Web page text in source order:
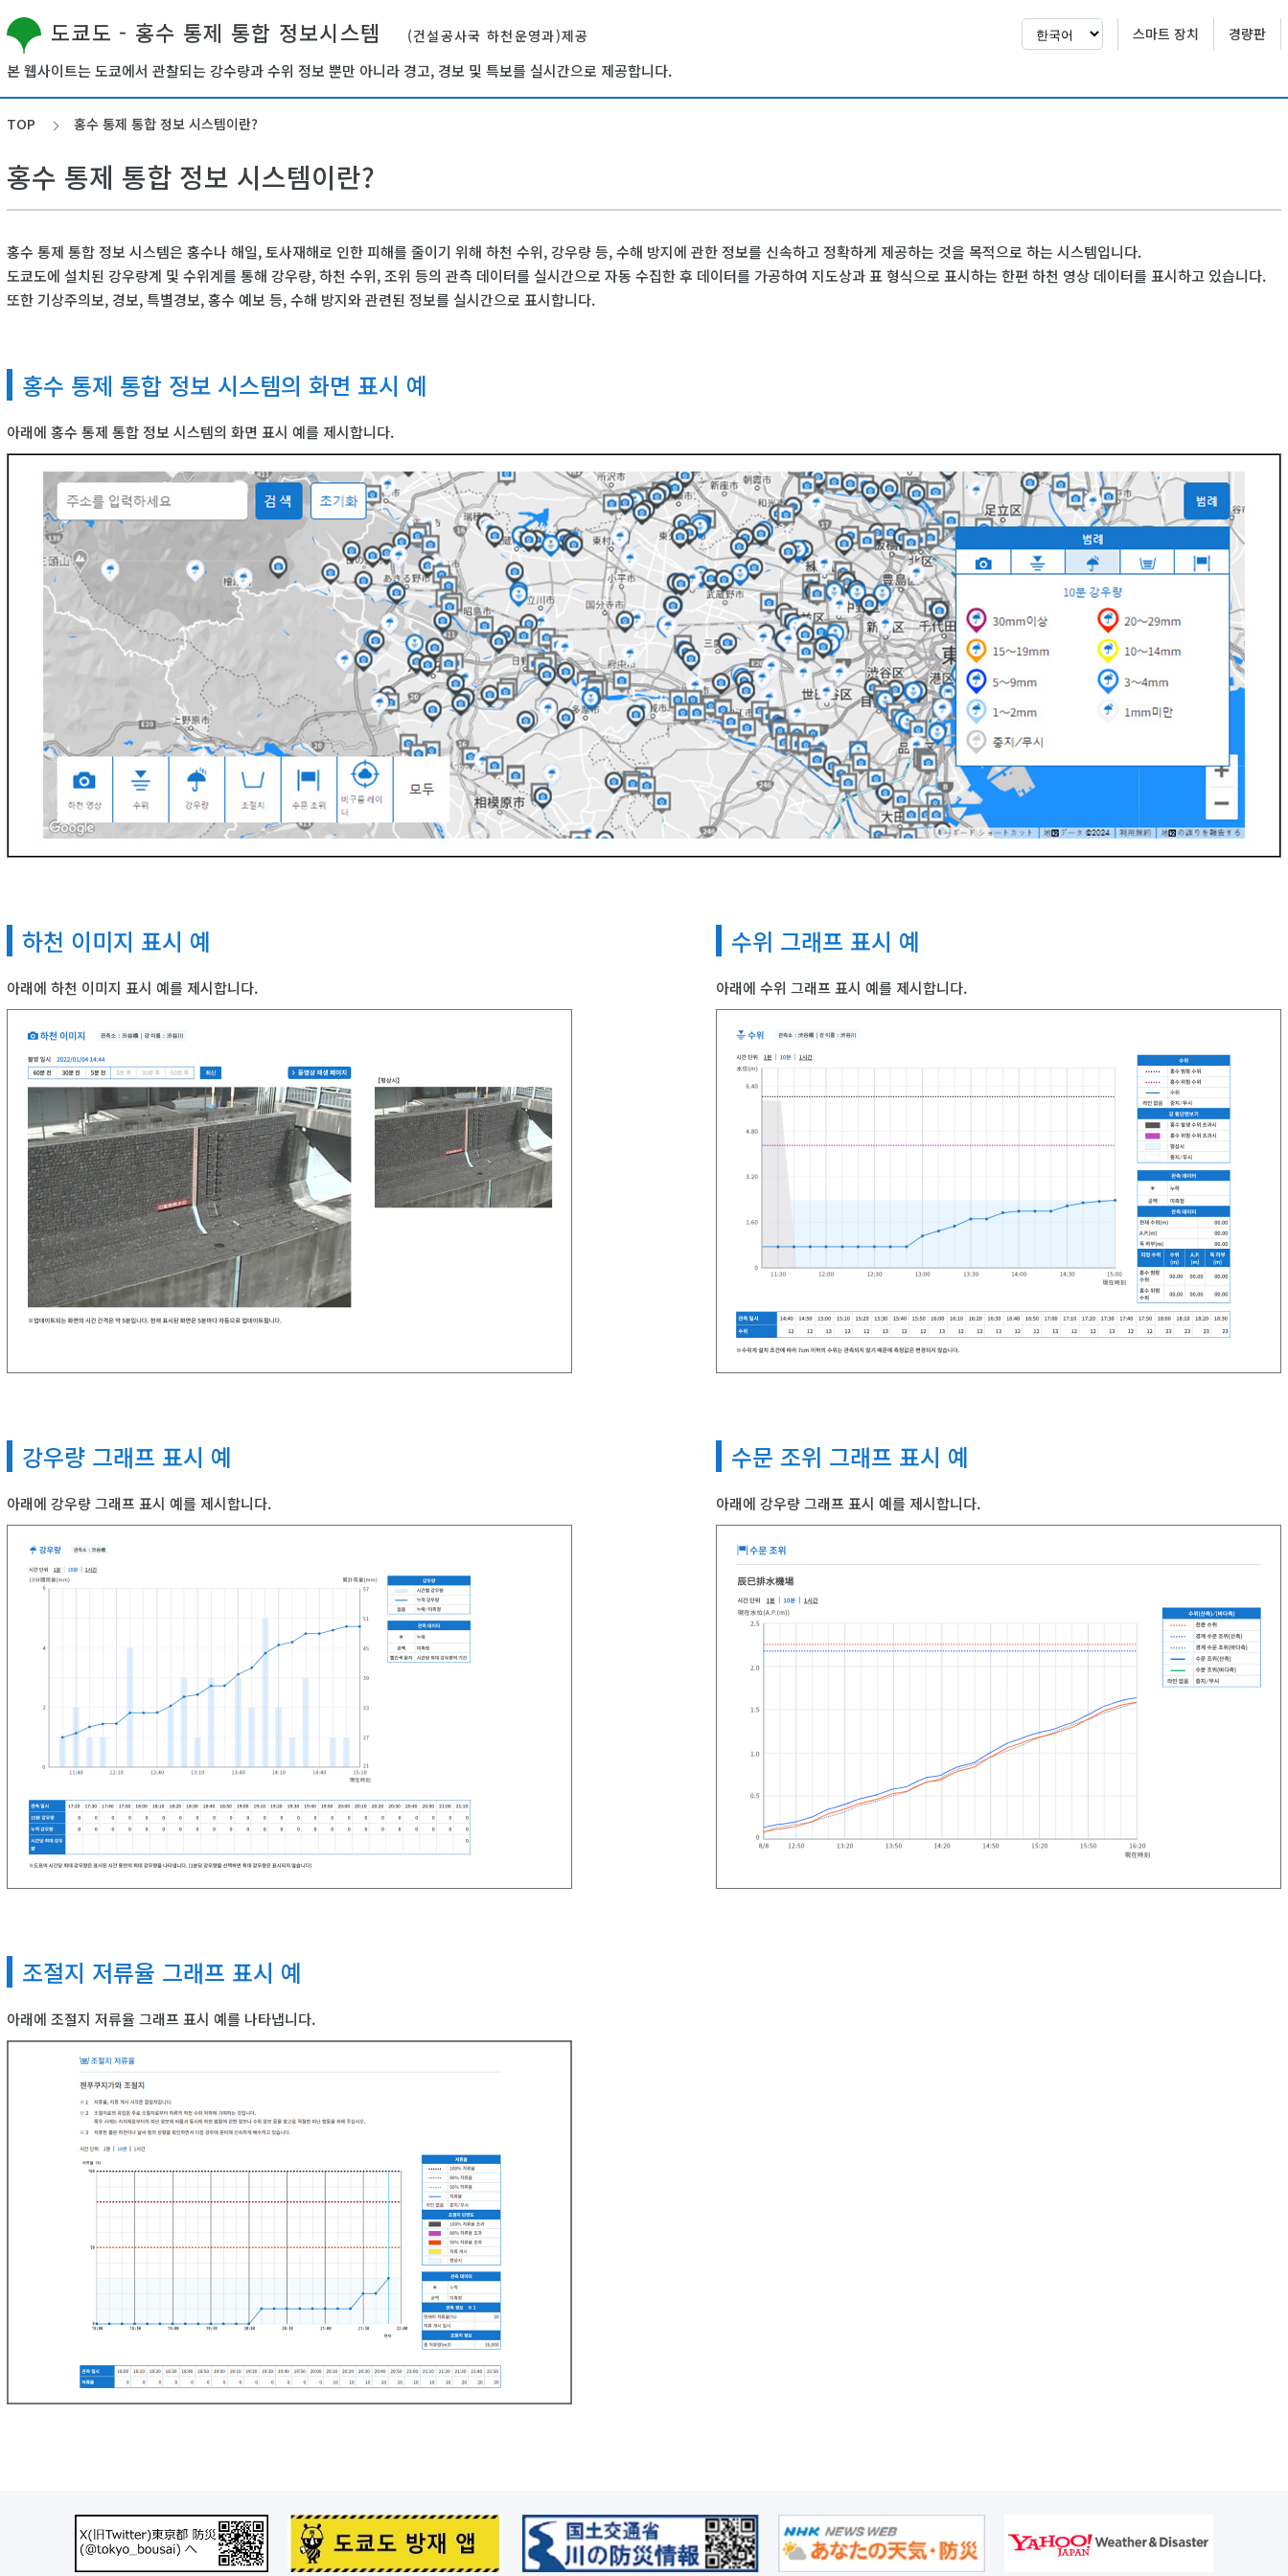
도쿄도 - 홍수 통제 통합 정보시스템 (건설공사국 하천운영과)제공 스마트 장치 경량판
본 웹사이트는 도쿄에서 관찰되는 강수량과 수위 정보 뿐만 아니라 경고, 경보 및 특보를 실시간으로 제공합니다.
TOP 홍수 통제 통합 정보 시스템이란?
홍수 통제 통합 정보 시스템이란?
홍수 통제 통합 정보 시스템은 홍수나 해일, 토사재해로 인한 피해를 줄이기 위해 하천 수위, 강우량 등, 수해 방지에 관한 정보를 신속하고 정확하게 제공하는 것을 목적으로 하는 시스템입니다.
도쿄도에 설치된 강우량계 및 수위계를 통해 강우량, 하천 수위, 조위 등의 관측 데이터를 실시간으로 자동 수집한 후 데이터를 가공하여 지도상과 표 형식으로 표시하는 한편 하천 영상 데이터를 표시하고 있습니다.
또한 기상주의보, 경보, 특별경보, 홍수 예보 등, 수해 방지와 관련된 정보를 실시간으로 표시합니다.
홍수 통제 통합 정보 시스템의 화면 표시 예
아래에 홍수 통제 통합 정보 시스템의 화면 표시 예를 제시합니다.
하천 이미지 표시 예
아래에 하천 이미지 표시 예를 제시합니다.
수위 그래프 표시 예
아래에 수위 그래프 표시 예를 제시합니다.
강우량 그래프 표시 예
아래에 강우량 그래프 표시 예를 제시합니다.
수문 조위 그래프 표시 예
아래에 강우량 그래프 표시 예를 제시합니다.
조절지 저류율 그래프 표시 예
아래에 조절지 저류율 그래프 표시 예를 나타냅니다.